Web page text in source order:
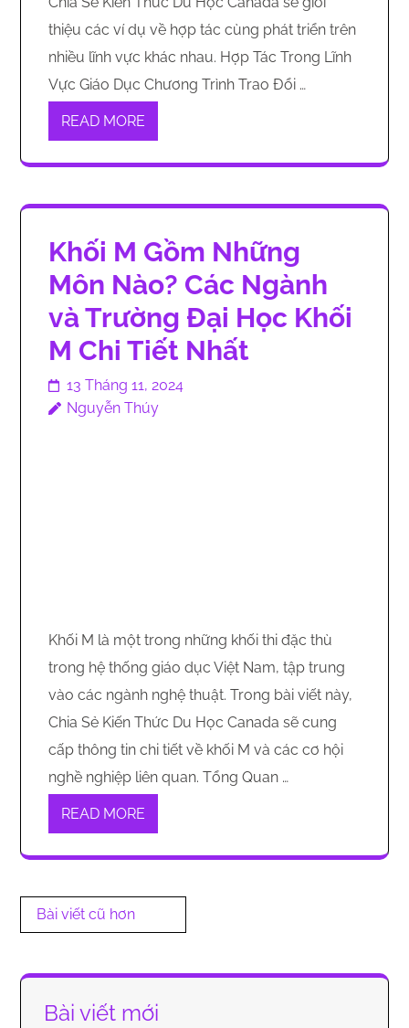
thiệu các ví dụ về hợp tác cùng phát triển trên
nhiều lĩnh vực khác nhau. Hợp Tác Trong Lĩnh
Vực Giáo Dục Chương Trình Trao Đổi …
READ MORE
Khối M Gồm Những
Môn Nào? Các Ngành
và Trường Đại Học Khối
M Chi Tiết Nhất
13 Tháng 11, 2024
Nguyễn Thúy
Khối M là một trong những khối thi đặc thù
trong hệ thống giáo dục Việt Nam, tập trung
vào các ngành nghệ thuật. Trong bài viết này,
Chia Sẻ Kiến Thức Du Học Canada sẽ cung
cấp thông tin chi tiết về khối M và các cơ hội
nghề nghiệp liên quan. Tổng Quan …
READ MORE
Điều
hướng
viết
Bài viết cũ hơn
Bài viết mới